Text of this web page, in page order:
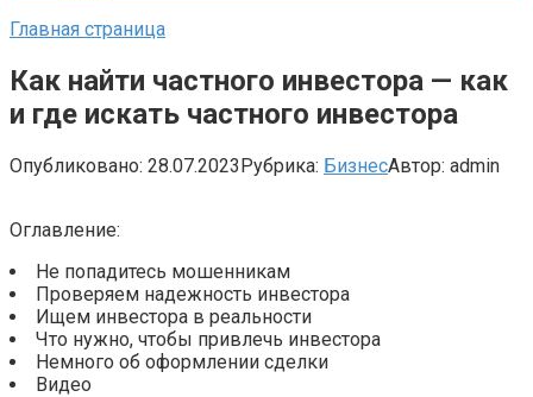
Главная страница
Как найти частного инвестора — как
и где искать частного инвестора
Опубликовано: 28.07.2023Рубрика: БизнесАвтор: admin
Оглавление:
Не попадитесь мошенникам
Проверяем надежность инвестора
Ищем инвестора в реальности
Что нужно, чтобы привлечь инвестора
Немного об оформлении сделки
Видео